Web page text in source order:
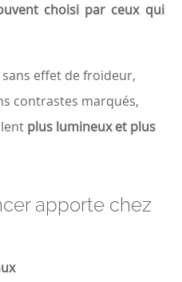
choisi par ceux qui
sans effet de froideur,
contrastes marqués,
plus lumineux et plus
apporte chez